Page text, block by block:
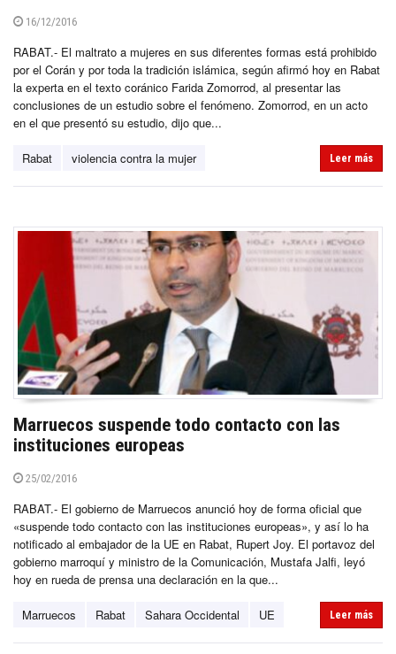
16/12/2016
RABAT.- El maltrato a mujeres en sus diferentes formas está prohibido
por el Corán y por toda la tradición islámica, según afirmó hoy en Rabat
la experta en el texto coránico Farida Zomorrod, al presentar las
conclusiones de un estudio sobre el fenómeno. Zomorrod, en un acto
en el que presentó su estudio, dijo que...
Rabat violencia contra la mujer Leer más
Marruecos suspende todo contacto con las
instituciones europeas
25/02/2016
RABAT.- El gobierno de Marruecos anunció hoy de forma oficial que
«suspende todo contacto con las instituciones europeas», y así lo ha
notificado al embajador de la UE en Rabat, Rupert Joy. El portavoz del
gobierno marroquí y ministro de la Comunicación, Mustafa Jalfi, leyó
hoy en rueda de prensa una declaración en la que...
Marruecos Rabat Sahara Occidental UE Leer más